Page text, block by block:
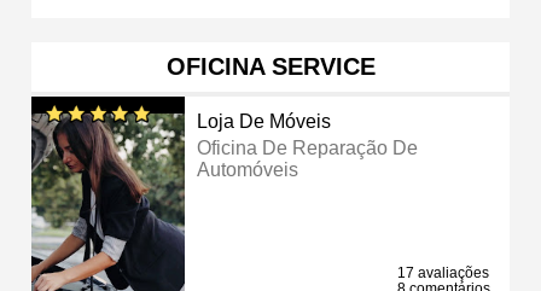
OFICINA SERVICE
Loja De Móveis
Oficina De Reparação De
Automóveis
17 avaliações